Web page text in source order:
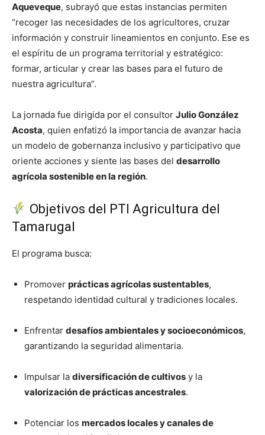
Aqueveque, subrayó que estas instancias permiten
“recoger las necesidades de los agricultores, cruzar
información y construir lineamientos en conjunto. Ese es
el espíritu de un programa territorial y estratégico:
formar, articular y crear las bases para el futuro de
nuestra agricultura”.
La jornada fue dirigida por el consultor Julio González
Acosta, quien enfatizó la importancia de avanzar hacia
un modelo de gobernanza inclusivo y participativo que
oriente acciones y siente las bases del desarrollo
agrícola sostenible en la región.
Objetivos del PTI Agricultura del
Tamarugal
El programa busca:
Promover prácticas agrícolas sustentables,
respetando identidad cultural y tradiciones locales.
Enfrentar desafíos ambientales y socioeconómicos,
garantizando la seguridad alimentaria.
Impulsar la diversificación de cultivos y la
valorización de prácticas ancestrales.
Potenciar los mercados locales y canales de